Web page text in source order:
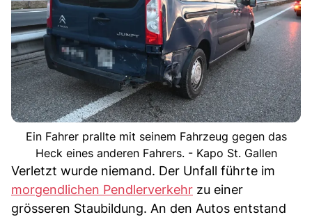
Ein Fahrer prallte mit seinem Fahrzeug gegen das
Heck eines anderen Fahrers. - Kapo St. Gallen
Verletzt wurde niemand. Der Unfall führte im
morgendlichen Pendlerverkehr zu einer
grösseren Staubildung. An den Autos entstand